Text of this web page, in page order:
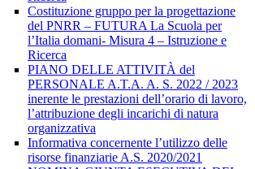
Costituzione gruppo per la progettazione
del PNRR – FUTURA La Scuola per
l’Italia domani- Misura 4 – Istruzione e
Ricerca
PIANO DELLE ATTIVITÀ del
PERSONALE A.T.A. A. S. 2022 / 2023
inerente le prestazioni dell’orario di lavoro,
l’attribuzione degli incarichi di natura
organizzativa
Informativa concernente l’utilizzo delle
risorse finanziarie A.S. 2020/2021